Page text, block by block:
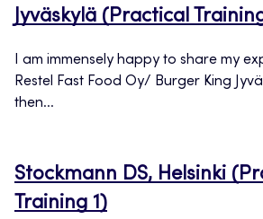
Jyväskylä (Practical
I am immensely happy to share my
Restel Fast Food Oy/ Burger King
then...
Stockmann DS, Helsinki
Training 1)